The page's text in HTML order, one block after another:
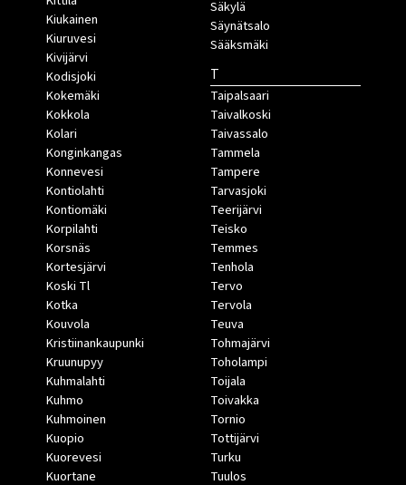
Kiukainen
Kiuruvesi
Kivijärvi
Kodisjoki
Kokemäki
Kokkola
Kolari
Konginkangas
Konnevesi
Kontiolahti
Kontiomäki
Korpilahti
Korsnäs
Kortesjärvi
Koski Tl
Kotka
Kouvola
Kristiinankaupunki
Kruunupyy
Kuhmalahti
Kuhmo
Kuhmoinen
Kuopio
Kuorevesi
Kuortane
Säkylä
Säynätsalo
Sääksmäki
T
Taipalsaari
Taivalkoski
Taivassalo
Tammela
Tampere
Tarvasjoki
Teerijärvi
Teisko
Temmes
Tenhola
Tervo
Tervola
Teuva
Tohmajärvi
Toholampi
Toijala
Toivakka
Tornio
Tottijärvi
Turku
Tuulos